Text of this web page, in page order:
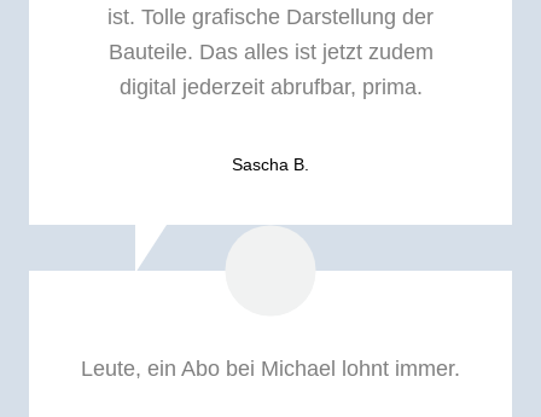
ist. Tolle grafische Darstellung der
Bauteile. Das alles ist jetzt zudem
digital jederzeit abrufbar, prima.
Sascha B.
Leute, ein Abo bei Michael lohnt immer.